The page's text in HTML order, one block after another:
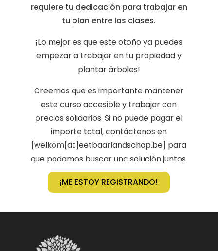
requiere tu dedicación para trabajar en
tu plan entre las clases.
¡Lo mejor es que este otoño ya puedes
empezar a trabajar en tu propiedad y
plantar árboles!
Creemos que es importante mantener
este curso accesible y trabajar con
precios solidarios. Si no puede pagar el
importe total, contáctenos en
[welkom[at]eetbaarlandschap.be] para
que podamos buscar una solución juntos.
¡ME ESTOY REGISTRANDO!